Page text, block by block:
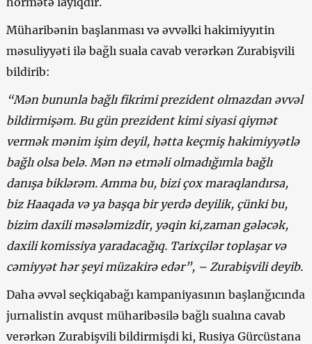
Müharibənin başlanması və əvvəlki hakimiyyıtin
məsuliyyəti ilə bağlı suala cavab verərkən Zurabişvili
bildirib:
“Mən bununla bağlı fikrimi prezident olmazdan əvvəl
bildirmişəm. Bu gün prezident kimi siyasi qiymət
vermək mənim işim deyil, hətta keçmiş hakimiyyətlə
bağlı olsa belə. Mən nə etməli olmadığımla bağlı
danışa biklərəm. Amma bu, bizi çox maraqlandırsa,
biz Haaqada və ya başqa bir yerdə deyilik, çünki bu,
bizim daxili məsələmizdir, yəqin ki,zaman gələcək,
daxili komissiya yaradacağıq. Tarixçilər toplaşar və
cəmiyyət hər şeyi müzakirə edər”, – Zurabişvili deyib.
Daha əvvəl seçkiqabağı kampaniyasının başlanğıcında
jurnalistin avqust müharibəsilə bağlı sualına cavab
verərkən Zurabişvili bildirmişdi ki, Rusiya Gürcüstana